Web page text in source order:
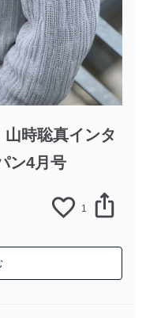
山時聡真インタ
ン4月号
1